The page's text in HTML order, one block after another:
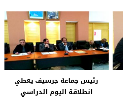
رئيس جماعة جرسيف يعطي
انطلاقة اليوم الدراسي